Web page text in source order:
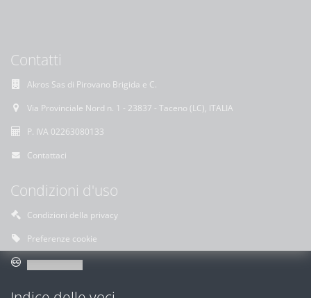
Contatti
Akros Sas di Pirovano Brigida e C.
Via Provinciale Nord n. 1 - 23837 - Taceno (LC), ITALIA
P. IVA 02263080133
Contattaci
Condizioni d'uso
Condizioni della privacy
Preferenze cookie